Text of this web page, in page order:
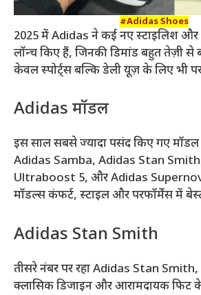
#Adidas Shoes
2025 में Adidas ने कई नए स्टाइलिश
लॉन्च किए हैं, जिनकी डिमांड बहुत तेज़ी से
केवल स्पोर्ट्स बल्कि डेली यूज़ के लिए भी
Adidas मॉडल
इस साल सबसे ज्यादा पसंद किए गए
Adidas Samba, Adidas Stan
Ultraboost 5, और Adidas
मॉडल्स कंफर्ट, स्टाइल और परफॉर्मेंस में
Adidas Stan Smith
तीसरे नंबर पर रहा Adidas Stan
क्लासिक डिजाइन और आरामदायक फिट